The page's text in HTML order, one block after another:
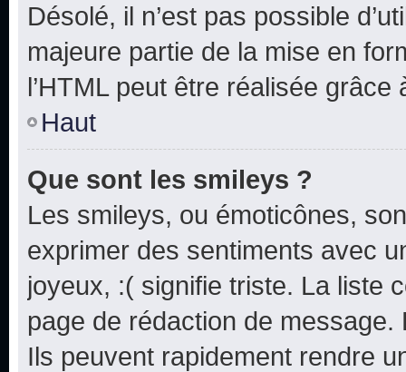
Désolé, il n’est pas possible
majeure partie de la mise en
l’HTML peut être réalisée grâce
Haut
Que sont les smileys ?
Les smileys, ou émoticônes,
exprimer des sentiments avec
joyeux, :( signifie triste. La liste
page de rédaction de
Ils peuvent rapidement rendre